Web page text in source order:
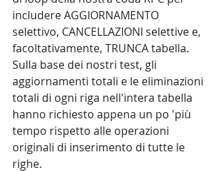
includere AGGIORNAMENTO
selettivo, CANCELLAZIONI selettive e,
facoltativamente, TRUNCA tabella.
Sulla base dei nostri test, gli
aggiornamenti totali e le eliminazioni
totali di ogni riga nell'intera tabella
hanno richiesto appena un po 'più
tempo rispetto alle operazioni
originali di inserimento di tutte le
righe.